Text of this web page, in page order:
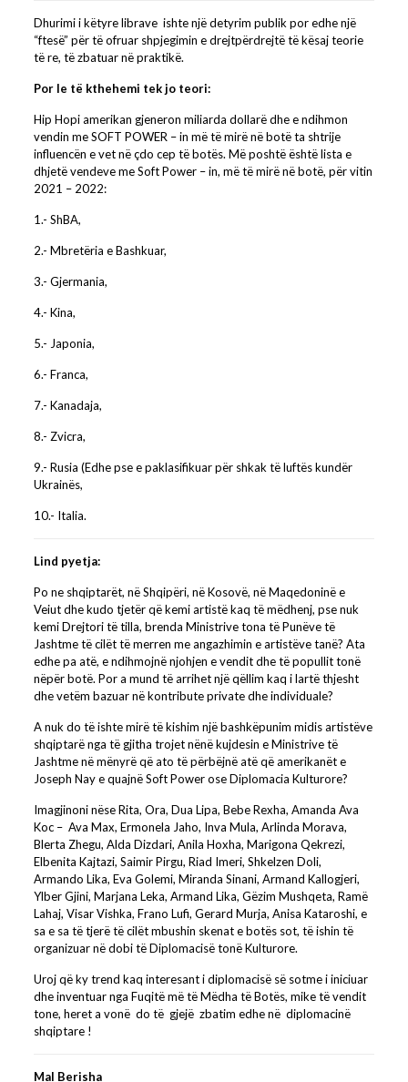
Dhurimi i këtyre librave ishte një detyrim publik por edhe një
“ftesë” për të ofruar shpjegimin e drejtpërdrejtë të kësaj teorie
të re, të zbatuar në praktikë.
Por le të kthehemi tek jo teori:
Hip Hopi amerikan gjeneron miliarda dollarë dhe e ndihmon
vendin me SOFT POWER – in më të mirë në botë ta shtrije
influencën e vet në çdo cep të botës. Më poshtë është lista e
dhjetë vendeve me Soft Power – in, më të mirë në botë, për vitin
2021 – 2022:
1.- ShBA,
2.- Mbretëria e Bashkuar,
3.- Gjermania,
4.- Kina,
5.- Japonia,
6.- Franca,
7.- Kanadaja,
8.- Zvicra,
9.- Rusia (Edhe pse e paklasifikuar për shkak të luftës kundër
Ukrainës,
10.- Italia.
Lind pyetja:
Po ne shqiptarët, në Shqipëri, në Kosovë, në Maqedoninë e
Veiut dhe kudo tjetër që kemi artistë kaq të mëdhenj, pse nuk
kemi Drejtori të tilla, brenda Ministrive tona të Punëve të
Jashtme të cilët të merren me angazhimin e artistëve tanë? Ata
edhe pa atë, e ndihmojnë njohjen e vendit dhe të popullit tonë
nëpër botë. Por a mund të arrihet një qëllim kaq i lartë thjesht
dhe vetëm bazuar në kontribute private dhe individuale?
A nuk do të ishte mirë të kishim një bashkëpunim midis artistëve
shqiptarë nga të gjitha trojet nënë kujdesin e Ministrive të
Jashtme në mënyrë që ato të përbëjnë atë që amerikanët e
Joseph Nay e quajnë Soft Power ose Diplomacia Kulturore?
Imagjinoni nëse Rita, Ora, Dua Lipa, Bebe Rexha, Amanda Ava
Koc – Ava Max, Ermonela Jaho, Inva Mula, Arlinda Morava,
Blerta Zhegu, Alda Dizdari, Anila Hoxha, Marigona Qekrezi,
Elbenita Kajtazi, Saimir Pirgu, Riad Imeri, Shkelzen Doli,
Armando Lika, Eva Golemi, Miranda Sinani, Armand Kallogjeri,
Ylber Gjini, Marjana Leka, Armand Lika, Gëzim Mushqeta, Ramë
Lahaj, Visar Vishka, Frano Lufi, Gerard Murja, Anisa Kataroshi, e
sa e sa të tjerë të cilët mbushin skenat e botës sot, të ishin të
organizuar në dobi të Diplomacisë tonë Kulturore.
Uroj që ky trend kaq interesant i diplomacisë së sotme i iniciuar
dhe inventuar nga Fuqitë më të Mëdha të Botës, mike të vendit
tone, heret a vonë do të gjejë zbatim edhe në diplomacinë
shqiptare !
Mal Berisha